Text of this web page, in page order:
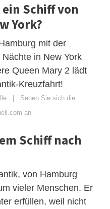
Schiff von
York?
mit der
in New York
Queen Mary 2 lädt
Kreuzfahrt!
| Sehen Sie sich die
an
Schiff nach
von Hamburg
vieler Menschen. Er
erfüllen, weil nicht